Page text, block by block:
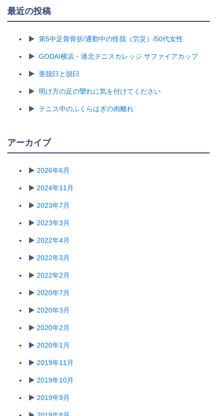
最近の投稿
第5中足骨骨折/通勤中の怪我（労災）/50代女性
GODAI横浜・港北テニスカレッジ サファイアカップ
亜脱臼と脱臼
明け方の足の攣れに気を付けてください
テニス中のふくらはぎの肉離れ
アーカイブ
2026年6月
2024年11月
2023年7月
2023年3月
2022年4月
2022年3月
2022年2月
2020年7月
2020年3月
2020年2月
2020年1月
2019年11月
2019年10月
2019年9月